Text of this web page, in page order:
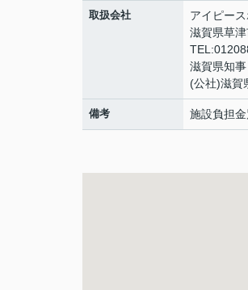
取扱会社
アイピース
滋賀県草
滋賀県知
(公社)滋賀
備考 施設負担